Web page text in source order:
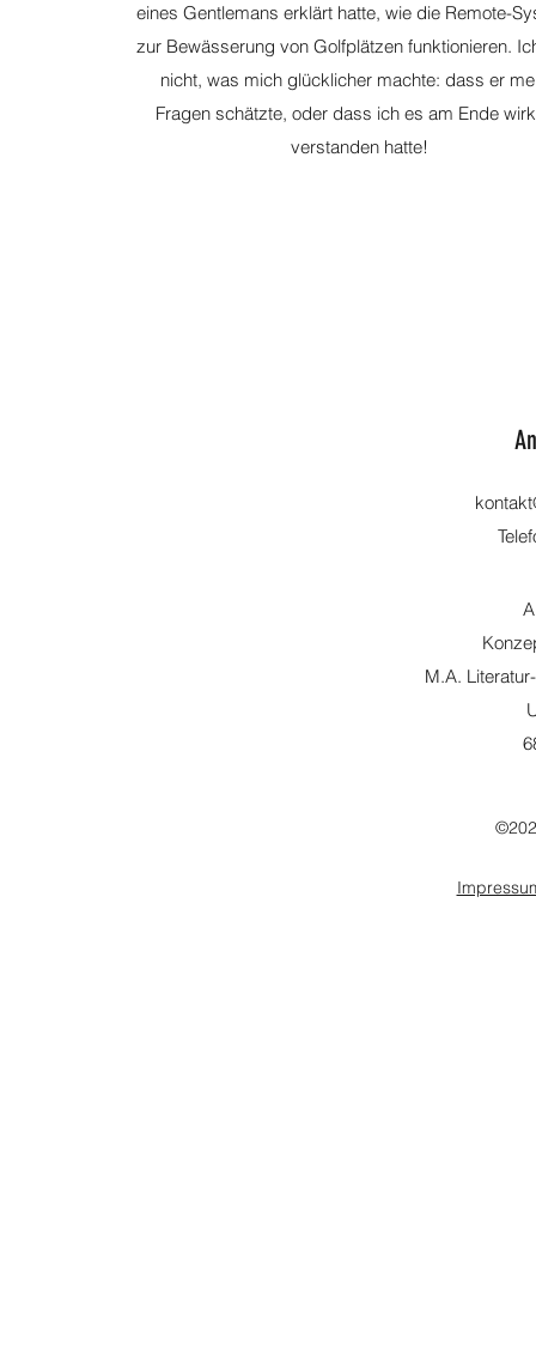
eines Gentlemans erklärt hatte, wie die Remote-
zur Bewässerung von Golfplätzen funktionieren.
nicht, was mich glücklicher machte: dass er
Fragen schätzte, oder dass ich es am Ende
verstanden hatte!
M.A.